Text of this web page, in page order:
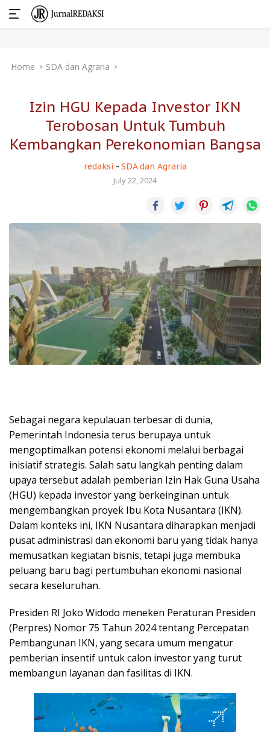
Home SDA dan Agraria
Izin HGU Kepada Investor IKN
Terobosan Untuk Tumbuh
Kembangkan Perekonomian Bangsa
redaksi - SDA dan Agraria
July 22, 2024
Sebagai negara kepulauan terbesar di dunia,
Pemerintah Indonesia terus berupaya untuk
mengoptimalkan potensi ekonomi melalui berbagai
inisiatif strategis. Salah satu langkah penting dalam
upaya tersebut adalah pemberian Izin Hak Guna Usaha
(HGU) kepada investor yang berkeinginan untuk
mengembangkan proyek Ibu Kota Nusantara (IKN).
Dalam konteks ini, IKN Nusantara diharapkan menjadi
pusat administrasi dan ekonomi baru yang tidak hanya
memusatkan kegiatan bisnis, tetapi juga membuka
peluang baru bagi pertumbuhan ekonomi nasional
secara keseluruhan.
Presiden RI Joko Widodo meneken Peraturan Presiden
(Perpres) Nomor 75 Tahun 2024 tentang Percepatan
Pembangunan IKN, yang secara umum mengatur
pemberian insentif untuk calon investor yang turut
membangun layanan dan fasilitas di IKN.